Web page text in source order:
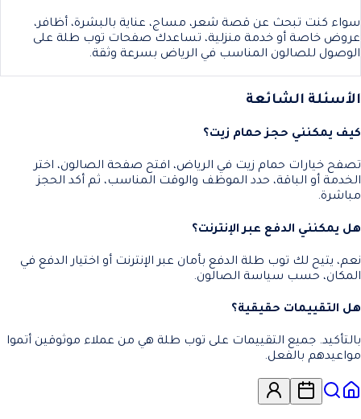
سواء كنت تبحث عن قصة شعر، مساج، عناية بالبشرة، أظافر،
عروض خاصة أو خدمة منزلية، تساعدك صفحات توب طلة على
الوصول للصالون المناسب في الرياض بسرعة وثقة.
الأسئلة الشائعة
كيف يمكنني حجز حمام زيت؟
تصفح خيارات حمام زيت في الرياض، افتح صفحة الصالون، اختر
الخدمة أو الباقة، حدد الموظف والوقت المناسب، ثم أكد الحجز
مباشرة.
هل يمكنني الدفع عبر الإنترنت؟
نعم، يتيح لك توب طلة الدفع بأمان عبر الإنترنت أو اختيار الدفع في
المكان، حسب سياسة الصالون.
هل التقييمات حقيقية؟
بالتأكيد. جميع التقييمات على توب طلة هي من عملاء موثوقين أتموا
مواعيدهم بالفعل.